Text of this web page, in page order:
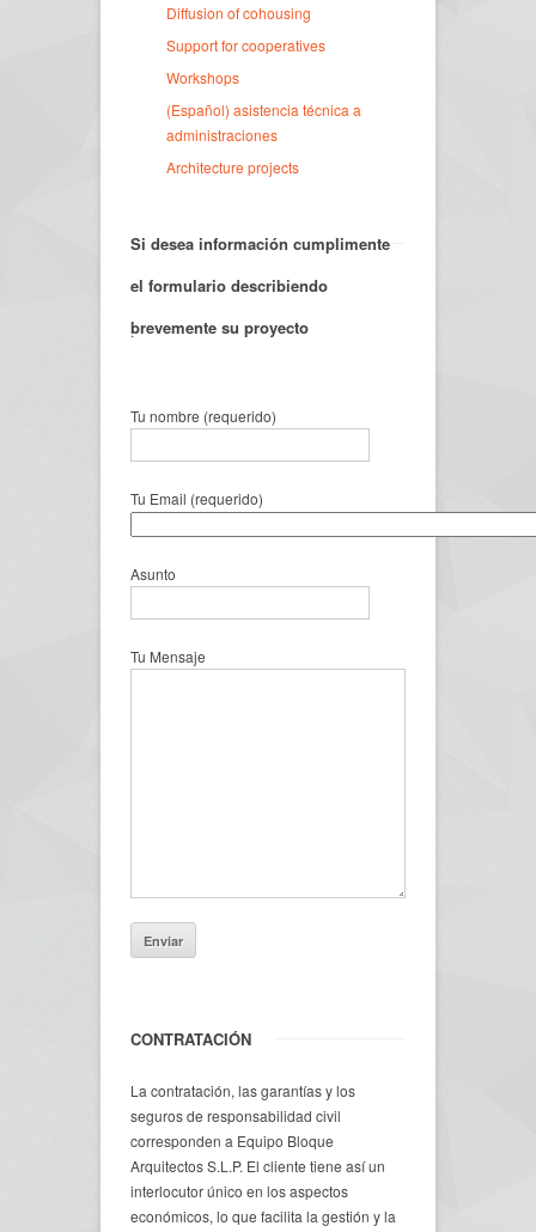
Diffusion of cohousing
Support for cooperatives
Workshops
(Español) asistencia técnica a
administraciones
Architecture projects
Si desea información cumplimente
el formulario describiendo
brevemente su proyecto
.
Tu nombre (requerido)
Tu Email (requerido)
Asunto
Tu Mensaje
CONTRATACIÓN
La contratación, las garantías y los
seguros de responsabilidad civil
corresponden a Equipo Bloque
Arquitectos S.L.P. El cliente tiene así un
interlocutor único en los aspectos
económicos, lo que facilita la gestión y la